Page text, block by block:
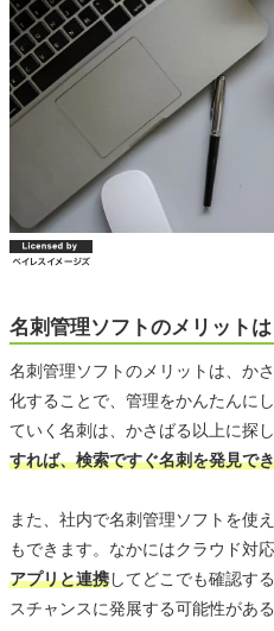
名刺管理ソフトのメリットは
名刺管理ソフトのメリットは、か
化することで、管理をかんたんに
ていく名刺は、かさばる以上に探
すれば、検索ですぐ名刺を発見で
また、社内で名刺管理ソフトを使
もできます。なかにはクラウド対
アプリと連携してどこでも確認す
スチャンスに発展する可能性があ